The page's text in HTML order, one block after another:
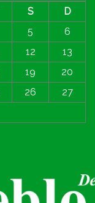
S
D
5
6
12
13
19
20
26
27